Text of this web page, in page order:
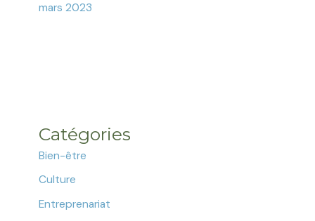
mars 2023
Catégories
Bien-être
Culture
Entreprenariat